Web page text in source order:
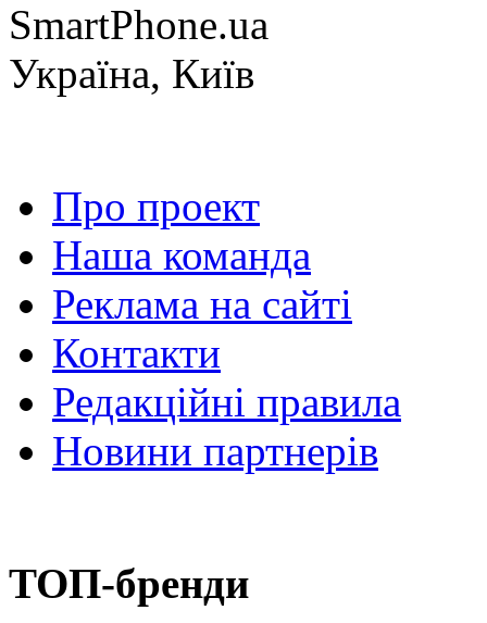
SmartPhone.ua
Україна, Київ
Про проект
Наша команда
Реклама на сайті
Контакти
Редакційні правила
Новини партнерів
ТОП-бренди